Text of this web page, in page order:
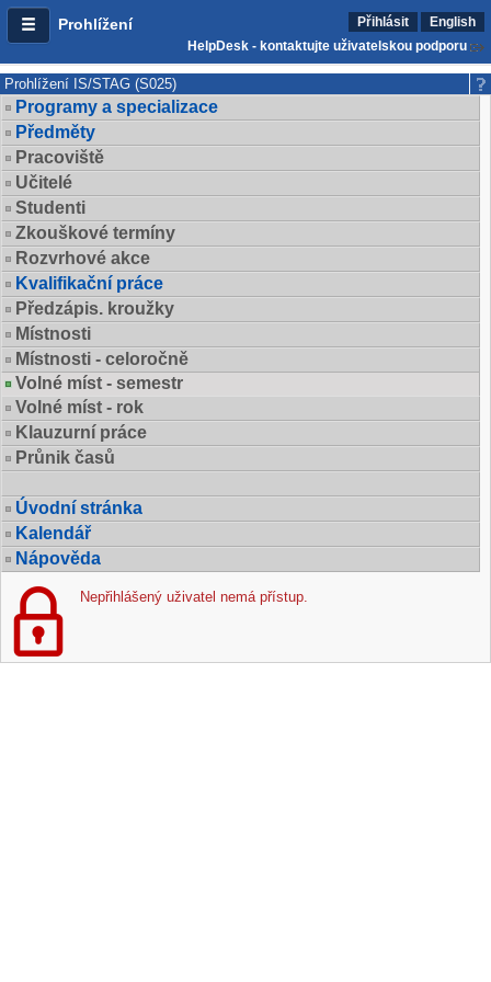
Prohlížení Přihlásit
English
HelpDesk - kontaktujte uživatelskou podporu
Prohlížení IS/STAG (S025)
Programy a specializace
Předměty
Pracoviště
Učitelé
Studenti
Zkouškové termíny
Rozvrhové akce
Kvalifikační práce
Předzápis. kroužky
Místnosti
Místnosti - celoročně
Volné míst - semestr
Volné míst - rok
Klauzurní práce
Průnik časů
Úvodní stránka
Kalendář
Nápověda
Nepřihlášený uživatel nemá přístup.